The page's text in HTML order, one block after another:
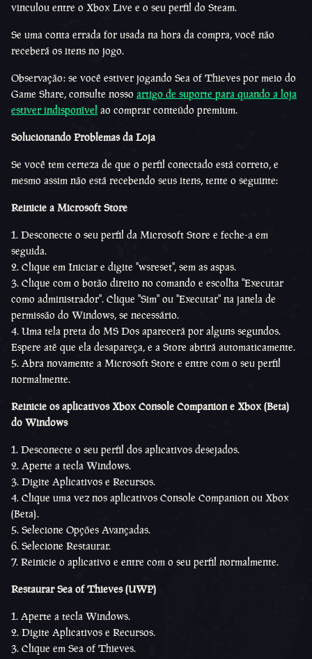
vinculou entre o Xbox Live e o seu perfil do Steam.
Se uma conta errada for usada na hora da compra, você não
receberá os itens no jogo.
Observação: se você estiver jogando Sea of Thieves por meio do
Game Share, consulte nosso artigo de suporte para quando a loja
estiver indisponível ao comprar conteúdo premium.
Solucionando Problemas da Loja
Se você tem certeza de que o perfil conectado está correto, e
mesmo assim não está recebendo seus itens, tente o seguinte:
Reinicie a Microsoft Store
1. Desconecte o seu perfil da Microsoft Store e feche-a em
seguida.
2. Clique em Iniciar e digite "wsreset", sem as aspas.
3. Clique com o botão direito no comando e escolha "Executar
como administrador". Clique "Sim" ou "Executar" na janela de
permissão do Windows, se necessário.
4. Uma tela preta do MS Dos aparecerá por alguns segundos.
Espere até que ela desapareça, e a Store abrirá automaticamente.
5. Abra novamente a Microsoft Store e entre com o seu perfil
normalmente.
Reinicie os aplicativos Xbox Console Companion e Xbox (Beta)
do Windows
1. Desconecte o seu perfil dos aplicativos desejados.
2. Aperte a tecla Windows.
3. Digite Aplicativos e Recursos.
4. Clique uma vez nos aplicativos Console Companion ou Xbox
(Beta).
5. Selecione Opções Avançadas.
6. Selecione Restaurar.
7. Reinicie o aplicativo e entre com o seu perfil normalmente.
Restaurar Sea of Thieves (UWP)
1. Aperte a tecla Windows.
2. Digite Aplicativos e Recursos.
3. Clique em Sea of Thieves.